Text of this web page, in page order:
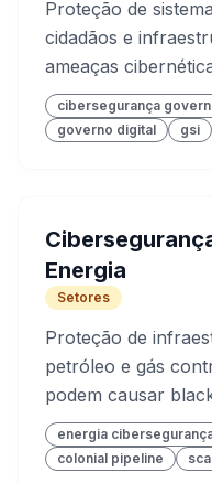
Proteção de
cidadãos e
ameaças
cibersegurança
governo digital
gsi
Energia
Setores
Proteção de
petróleo e gás
podem causar
energia
colonial pipeline